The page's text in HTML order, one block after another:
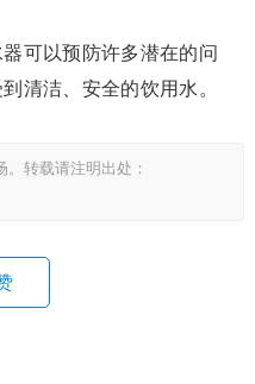
可以预防许多潜在的问
清洁、安全的饮用水。
转载请注明出处：